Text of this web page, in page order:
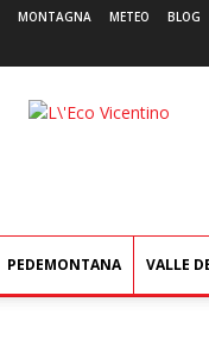
MONTAGNA METEO BLOG
L'Eco
PEDEMONTANA VALLE